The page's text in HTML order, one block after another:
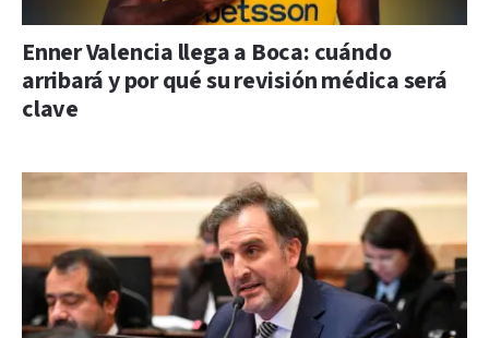
Enner Valencia llega a Boca: cuándo
arribará y por qué su revisión médica será
clave